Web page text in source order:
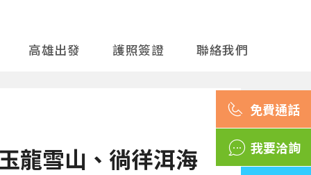
高雄出發 護照簽證 聯絡我們
我要洽詢
龍雪山、徜徉洱海